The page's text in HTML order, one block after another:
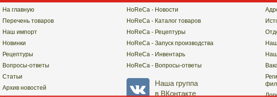
На главную
Перечень товаров
Наш импорт
Новинки
Рецептуры
Вопросы-ответы
Статьи
Архив новостей
HoReCa - Новости
HoReCa - Каталог товаров
HoReCa - Рецептуры
HoReCa - Запуск производства
HoReCa - Инвентарь
HoReCa - Вопросы-ответы
Наша группа
в ВКонтакте